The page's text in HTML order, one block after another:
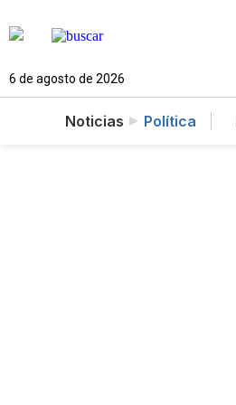
6 de agosto de 2026
Noticias Política